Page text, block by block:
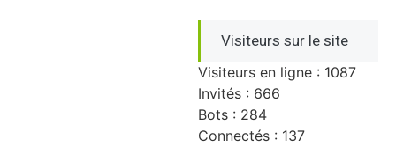
Visiteurs sur le site
Visiteurs en ligne : 1087
Invités : 666
Bots : 284
Connectés : 137